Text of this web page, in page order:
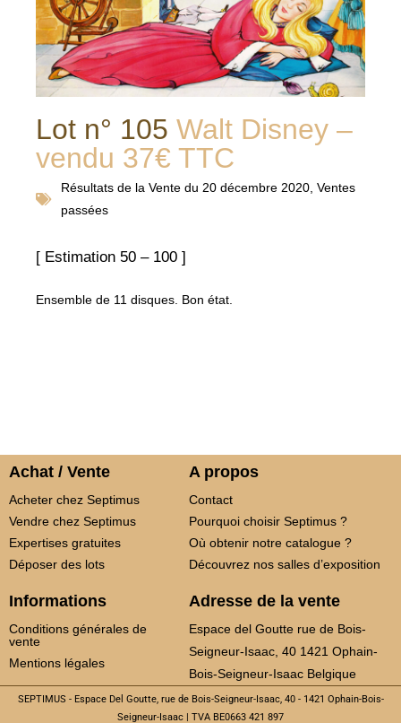
Lot n° 105 Walt Disney –
vendu 37€ TTC
Résultats de la Vente du 20 décembre 2020 Ventes
passées
[ Estimation 50 – 100 ]
Ensemble de 11 disques. Bon état.
Achat / Vente
Acheter chez Septimus
Vendre chez Septimus
Expertises gratuites
Déposer des lots
A propos
Contact
Pourquoi choisir Septimus ?
Où obtenir notre catalogue ?
Découvrez nos salles d’exposition
Informations
Conditions générales de
vente
Mentions légales
Adresse de la vente
Espace del Goutte rue de Bois-
Seigneur-Isaac, 40 1421 Ophain-
Bois-Seigneur-Isaac Belgique
SEPTIMUS - Espace Del Goutte, rue de Bois-Seigneur-Isaac, 40 - 1421 Ophain-Bois-
Seigneur-Isaac | TVA BE0663 421 897